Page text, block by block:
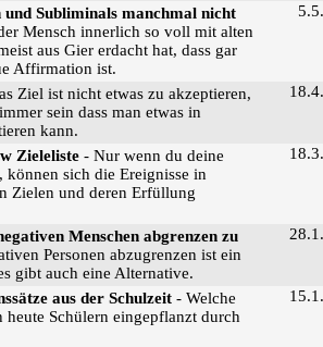
Subliminals manchmal nicht
Mensch innerlich so voll mit alten
aus Gier erdacht hat, dass gar
Affirmation ist.
Ziel ist nicht etwas zu akzeptieren,
sein dass man etwas in
kann.
Zieleliste - Nur wenn du deine
können sich die Ereignisse in
Zielen und deren Erfüllung
Menschen abgrenzen zu
Personen abzugrenzen ist ein
gibt auch eine Alternative.
aus der Schulzeit - Welche
heute Schülern eingepflanzt durch